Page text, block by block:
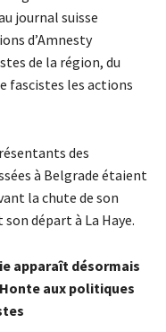
journal suisse
d’Amnesty
de la région, du
fascistes les actions
des
à Belgrade étaient
la chute de son
départ à La Haye.
apparaît désormais
aux politiques